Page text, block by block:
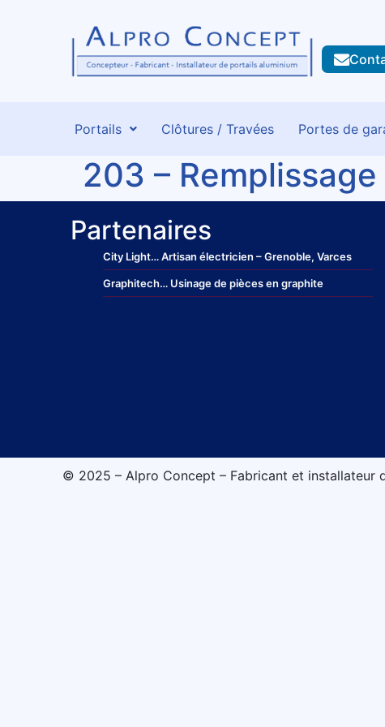
Portails Clôtures / Travées Portes de
203 –
Partenaires
City Light… Artisan électricien – Grenoble, Varces
Graphitech… Usinage de pièces en graphite
© 2025 – Alpro Concept – Fabricant et installateur